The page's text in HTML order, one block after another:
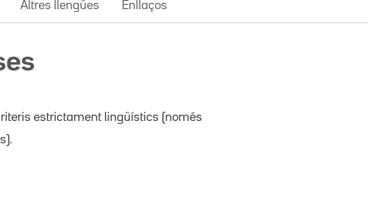
Altres llengües Enllaços
estrictament lingüístics (només